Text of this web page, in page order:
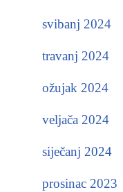
svibanj 2024
travanj 2024
ožujak 2024
veljača 2024
siječanj 2024
prosinac 2023